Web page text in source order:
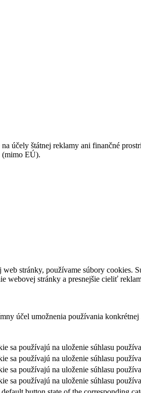
účely štátnej reklamy ani finančné
(mimo EÚ).
stránky, používame súbory cookies.
stránky a presnejšie cieliť
účel umožnenia používania
sa používajú na uloženie súhlasu
sa používajú na uloženie súhlasu
sa používajú na uloženie súhlasu
sa používajú na uloženie súhlasu